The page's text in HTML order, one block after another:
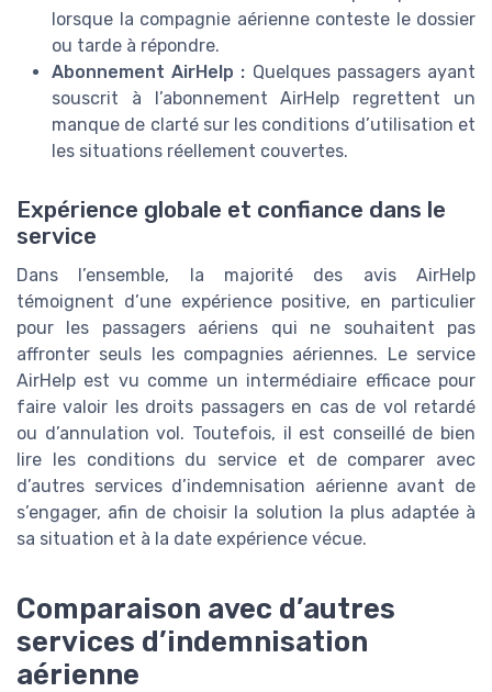
lorsque la compagnie aérienne conteste le dossier
ou tarde à répondre.
Abonnement AirHelp : Quelques passagers ayant
souscrit à l’abonnement AirHelp regrettent un
manque de clarté sur les conditions d’utilisation et
les situations réellement couvertes.
Expérience globale et confiance dans le
service
Dans l’ensemble, la majorité des avis AirHelp
témoignent d’une expérience positive, en particulier
pour les passagers aériens qui ne souhaitent pas
affronter seuls les compagnies aériennes. Le service
AirHelp est vu comme un intermédiaire efficace pour
faire valoir les droits passagers en cas de vol retardé
ou d’annulation vol. Toutefois, il est conseillé de bien
lire les conditions du service et de comparer avec
d’autres services d’indemnisation aérienne avant de
s’engager, afin de choisir la solution la plus adaptée à
sa situation et à la date expérience vécue.
Comparaison avec d’autres
services d’indemnisation
aérienne